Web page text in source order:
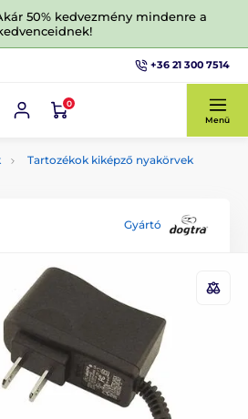
50% kedvezmény mindenre a
+36 21 300 7514
0
Menü
Tartozékok kiképző nyakörvek
Gyártó